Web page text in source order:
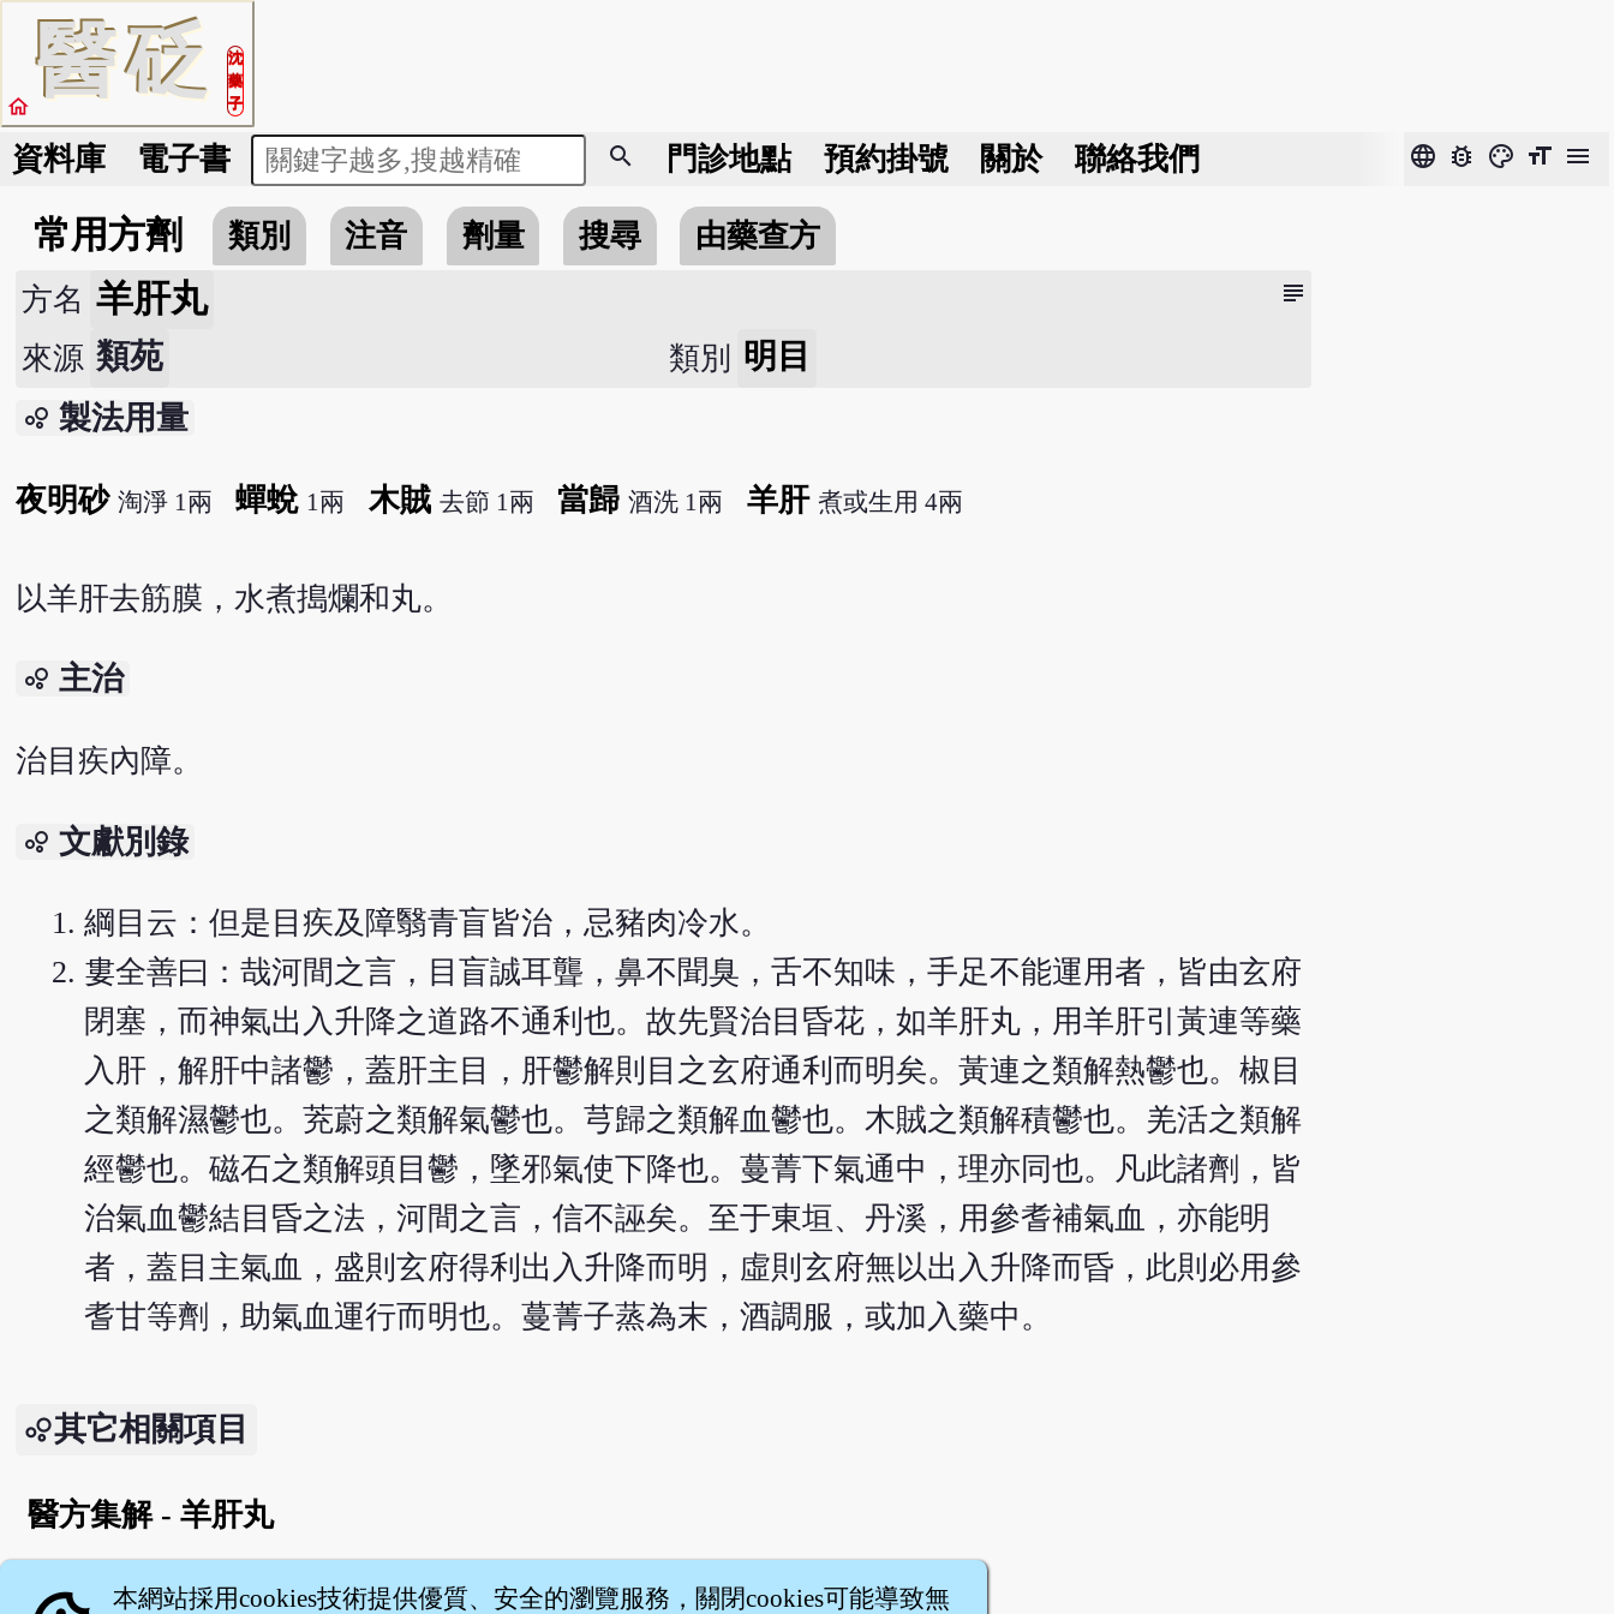
醫砭
沈
藥
子
home
資料庫 電子書 search 門診地點 預約掛號 關於 聯絡我們 language bug_report color_lens format_size menu
常用方劑 類別 注音 劑量 搜尋 由藥查方
subject
方名 羊肝丸
來源 類苑 類別 明目
bubble_chart 製法用量
夜明砂 淘淨 1兩 蟬蛻 1兩 木賊 去節 1兩 當歸 酒洗 1兩 羊肝 煮或生用 4兩
以羊肝去筋膜，水煮搗爛和丸。
bubble_chart 主治
治目疾內障。
bubble_chart 文獻別錄
綱目云：但是目疾及障翳青盲皆治，忌豬肉冷水。
婁全善曰：哉河間之言，目盲誠耳聾，鼻不聞臭，舌不知味，手足不能運用者，皆由玄府
閉塞，而神氣出入升降之道路不通利也。故先賢治目昏花，如羊肝丸，用羊肝引黃連等藥
入肝，解肝中諸鬱，蓋肝主目，肝鬱解則目之玄府通利而明矣。黃連之類解熱鬱也。椒目
之類解濕鬱也。茺蔚之類解氣鬱也。芎歸之類解血鬱也。木賊之類解積鬱也。羌活之類解
經鬱也。磁石之類解頭目鬱，墜邪氣使下降也。蔓菁下氣通中，理亦同也。凡此諸劑，皆
治氣血鬱結目昏之法，河間之言，信不誣矣。至于東垣、丹溪，用參耆補氣血，亦能明
者，蓋目主氣血，盛則玄府得利出入升降而明，虛則玄府無以出入升降而昏，此則必用參
耆甘等劑，助氣血運行而明也。蔓菁子蒸為末，酒調服，或加入藥中。
其它相關項目
醫方集解 - 羊肝丸
English version本網站採用cookies技術提供優質、安全的瀏覽服務，關閉cookies可能導致無